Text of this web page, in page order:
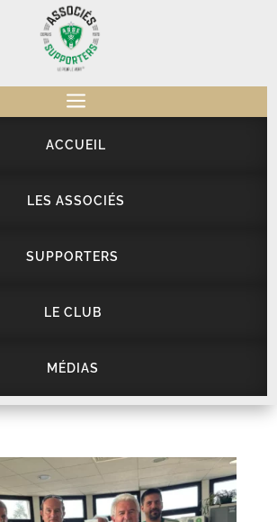
a
ACCUEIL
LES ASSOCIÉS
SUPPORTERS
LE CLUB
MÉDIAS